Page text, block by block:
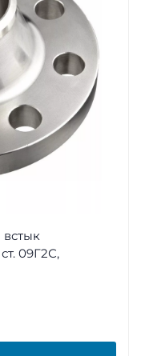
09Г2С,